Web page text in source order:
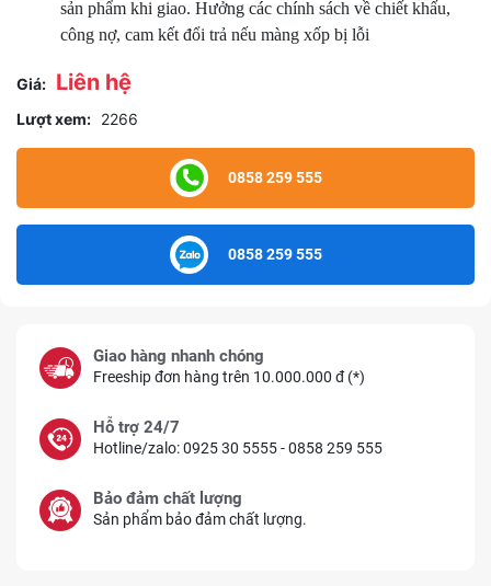
sản phẩm khi giao. Hưởng các chính sách về chiết khấu,
công nợ, cam kết đổi trả nếu màng xốp bị lỗi
Giá: Liên hệ
Lượt xem: 2266
0858 259 555
0858 259 555
Giao hàng nhanh chóng
Freeship đơn hàng trên 10.000.000 đ (*)
Hỗ trợ 24/7
Hotline/zalo: 0925 30 5555 - 0858 259 555
Bảo đảm chất lượng
Sản phẩm bảo đảm chất lượng.